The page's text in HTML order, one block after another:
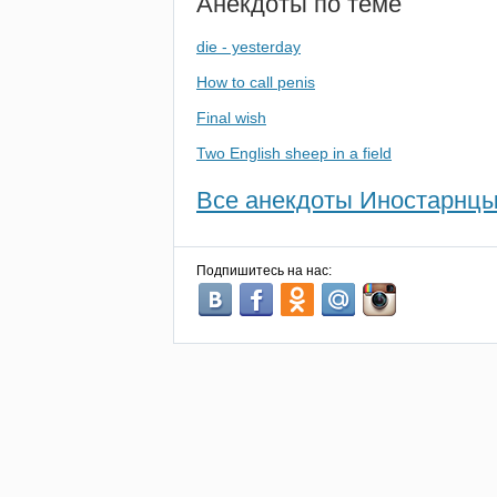
die - yesterday
How to call penis
Final wish
Two English sheep in a field
Все анекдоты
Подпишитесь на нас: